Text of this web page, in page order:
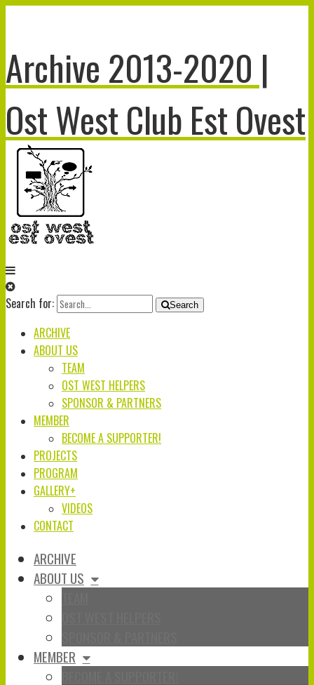
Archive 2013-2020 |
Ost West Club Est Ovest
Search for: Search
ARCHIVE
ABOUT US
TEAM
OST WEST HELPERS
SPONSOR & PARTNERS
MEMBER
BECOME A SUPPORTER!
PROJECTS
PROGRAM
GALLERY+
VIDEOS
CONTACT
ARCHIVE
ABOUT US
MEMBER